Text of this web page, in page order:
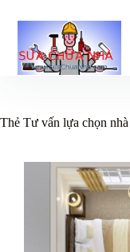
dung
Thẻ Tư vấn lựa chọn nhà